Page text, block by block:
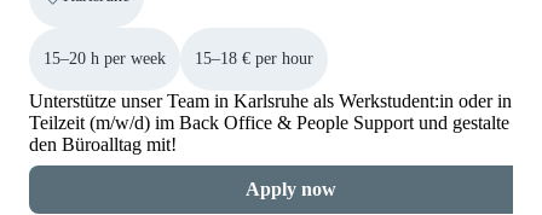
15–20 h per week 15–18 € per hour
Unterstütze unser Team in Karlsruhe als Werkstudent:in oder in
Teilzeit (m/w/d) im Back Office & People Support und gestalte
den Büroalltag mit!
Apply now